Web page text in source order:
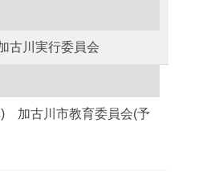
古川実行委員会
) 加古川市教育委員会(予